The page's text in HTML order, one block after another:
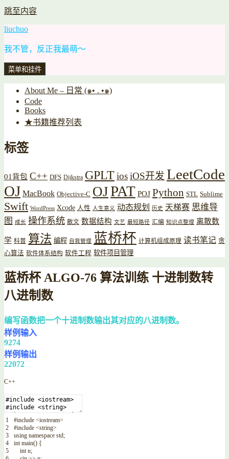
跳至内容
liuchuo
我不管，反正我最萌～
菜单和挂件
About Me – 日常 (๑• . •๑)
Code
Books
★书籍推荐列表
标签
01背包 C++ DFS Dijkstra GPLTiosiOS开发 LeetCode
OJ MacBook Objective-C OJPAT POJ Python STL Sublime
Swift WordPress Xcode 人性 人生意义 动态规划 历史 天梯赛 思维导
图
成长 操作系统 散文 数据结构 文艺 最短路径 汇编 知识点整理 离散数
学 科普 算法 编程 自我管理 蓝桥杯 计算机组成原理 读书笔记 贪
心算法 软件体系结构 软件工程 软件项目管理
蓝桥杯 ALGO-76 算法训练 十进制数转
八进制数
编写函数把一个十进制数输出其对应的八进制数。
样例输入
9274
样例输出
22072
C++
1
2
3
4
5
#include <iostream>
#include <string>
using namespace std;
int main() {
int n;